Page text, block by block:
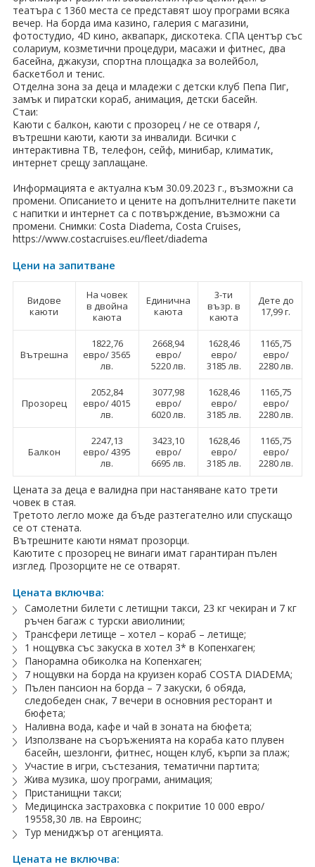
театъра с 1360 места се представят шоу програми всяка
вечер. На борда има казино, галерия с магазини,
фотостудио, 4D кино, аквапарк, дискотека. СПА център със
солариум, козметични процедури, масажи и фитнес, два
басейна, джакузи, спортна площадка за волейбол,
баскетбол и тенис.
Отделна зона за деца и младежи с детски клуб Пепа Пиг,
замък и пиратски кораб, анимация, детски басейн.
Стаи:
Каюти с балкон, каюти с прозорец / не се отваря /,
вътрешни каюти, каюти за инвалиди. Всички с
интерактивна ТВ, телефон, сейф, минибар, климатик,
интернет срещу заплащане.
Информацията е актуална към 30.09.2023 г., възможни са
промени. Описанието и цените на допълнителните пакети
с напитки и интернет са с потвърждение, възможни са
промени. Снимки: Costa Diadema, Costa Cruises,
https://www.costacruises.eu/fleet/diadema
Цени на запитване
Видове
каюти
На човек
в двойна
каюта
Единична
каюта
3-ти
възр. в
каюта
Дете до
17,99 г.
Вътрешна
1822,76
евро/ 3565
лв.
2668,94
евро/
5220 лв.
1628,46
евро/
3185 лв.
1165,75
евро/
2280 лв.
Прозорец
2052,84
евро/ 4015
лв.
3077,98
евро/
6020 лв.
1628,46
евро/
3185 лв.
1165,75
евро/
2280 лв.
Балкон
2247,13
евро/ 4395
лв.
3423,10
евро/
6695 лв.
1628,46
евро/
3185 лв.
1165,75
евро/
2280 лв.
Цената за деца е валидна при настаняване като трети
човек в стая.
Третото легло може да бъде разтегателно или спускащо
се от стената.
Вътрешните каюти нямат прозорци.
Каютите с прозорец не винаги имат гарантиран пълен
изглед. Прозорците не се отварят.
Цената включва:
Самолетни билети с летищни такси, 23 кг чекиран и 7 кг
ръчен багаж с турски авиолинии;
Трансфери летище – хотел – кораб – летище;
1 нощувка със закуска в хотел 3* в Копенхаген;
Панорамна обиколка на Копенхаген;
7 нощувки на борда на круизен кораб COSTA DIADEMA;
Пълен пансион на борда – 7 закуски, 6 обяда,
следобеден снак, 7 вечери в основния ресторант и
бюфета;
Наливна вода, кафе и чай в зоната на бюфета;
Използване на съоръженията на кораба като плувен
басейн, шезлонги, фитнес, нощен клуб, кърпи за плаж;
Участие в игри, състезания, тематични партита;
Жива музика, шоу програми, анимация;
Пристанищни такси;
Медицинска застраховка с покритие 10 000 евро/
19558,30 лв. на Евроинс;
Тур мениджър от агенцията.
Цената не включва: